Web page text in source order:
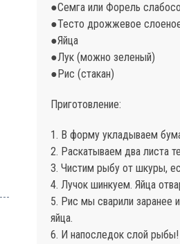
●Семга или Форель
●Тесто дрожжевое
●Яйца
●Лук (можно зеленый)
●Рис (стакан)
Приготовление:
1. В форму укладываем
2. Раскатываем два листа
3. Чистим рыбу от шкуры,
4. Лучок шинкуем. Яйца
5. Рис мы сварили заранее
яйца.
6. И напоследок слой рыбы!